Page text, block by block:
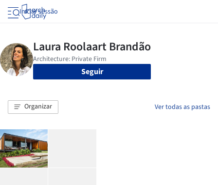
Iniciar sessão
Seguir
Organizar Ver todas as pastas